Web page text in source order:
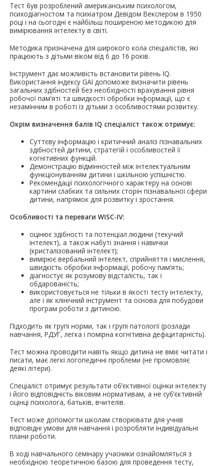
Тест був розроблений американським психологом,
психодіагностом та психіатром Девідом Векслером в 1950
році і на сьогодні є найбільш поширеною методикою для
вимірювання інтелекту в світі.
Методика призначена для широкого кола спеціалістів, які
працюють з дітьми віком від 6 до 16 років.
Інструмент дає можливість встановити рівень IQ.
Використання індексу GAI допоможе визначити рівень
загальних здібностей без необхідності врахування рівня
робочої пам’яті та швидкості обробки інформації, що є
незамінним в роботі із дітьми з особливостями розвитку.
Окрім визначення балів IQ спеціаліст також отримує:
Суттєву інформацію і критичний аналіз пізнавальних
здібностей дитини, стратегій і особливостей її
когнітивних функцій.
Демонстрацію відмінностей між інтелектуальним
функціонуванням дитини і шкільною успішністю.
Рекомендації психологічного характеру на основі
картини слабких та сильних сторін пізнавальної сфери
дитини, напрямок для розвитку і зростання.
Особливості та переваги WISC-IV:
оцінює здібності та потенціал людини (текучий
інтелект), а також набуті знання і навички
(кристалізований інтелект);
вимірює вербальний інтелект, сприйняття і мислення,
швидкість обробки інформації, робочу пам’ять;
діагностує як розумову відсталість, так і
обдарованість;
використовується не тільки в якості тесту інтелекту,
але і як клінічний інструмент та основа для побудови
програм роботи з дитиною.
Підходить як групі норми, так і групі патології (розлади
навчання, РДУГ, легка і помірна когнітивна дефіцитарність).
Тест можна проводити навіть якщо дитина не вміє читати і
писати, має легкі логопедичні проблеми (не промовляє
деякі літери).
Спеціаліст отримує результати об’єктивної оцінки інтелекту
і його відповідність віковим нормативам, а не суб’єктивній
оцінці психолога, батьків, вчителів.
Тест може допомогти школам створювати для учнів
відповідні умови для навчання і розробляти індивідуальні
плани роботи.
В ході навчального семінару учасники ознайомляться з
необхідною теоретичною базою для проведення тесту,